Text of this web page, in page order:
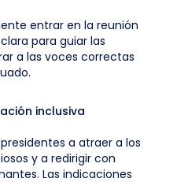
entrar en la reunión
para guiar las
a las voces correctas
inclusiva
a atraer a los
y a redirigir con
Las indicaciones